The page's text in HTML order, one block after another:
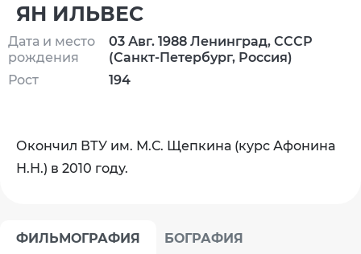
ЯН ИЛЬВЕС
Дата и место
рождения
Рост
03 Авг. 1988 Ленинград, СССР
(Санкт-Петербург, Россия)
194
Окончил ВТУ им. М.С. Щепкина (курс Афонина
Н.Н.) в 2010 году.
ФИЛЬМОГРАФИЯ БОГРАФИЯ